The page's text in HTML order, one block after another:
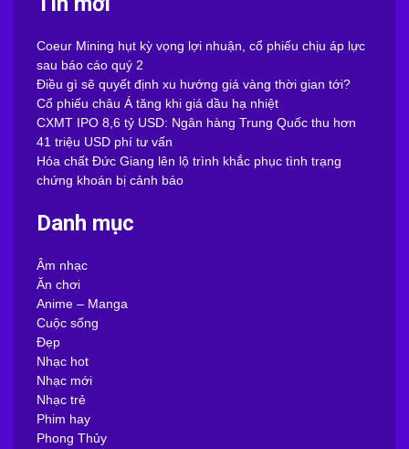
Coeur Mining hụt kỳ vọng lợi nhuận, cổ phiếu chịu áp lực
sau báo cáo quý 2
Điều gì sẽ quyết định xu hướng giá vàng thời gian tới?
Cổ phiếu châu Á tăng khi giá dầu hạ nhiệt
CXMT IPO 8,6 tỷ USD: Ngân hàng Trung Quốc thu hơn
41 triệu USD phí tư vấn
Hóa chất Đức Giang lên lộ trình khắc phục tình trạng
chứng khoán bị cảnh báo
Danh mục
Âm nhạc
Ăn chơi
Anime – Manga
Cuộc sống
Đẹp
Nhạc hot
Nhạc mới
Nhạc trẻ
Phim hay
Phong Thủy